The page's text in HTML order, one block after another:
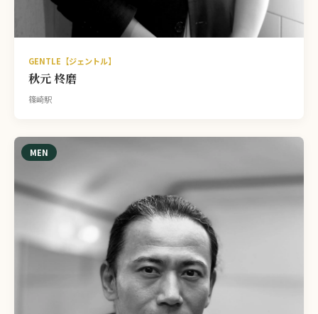
GENTLE【ジェントル】
秋元 柊磨
篠崎駅
MEN